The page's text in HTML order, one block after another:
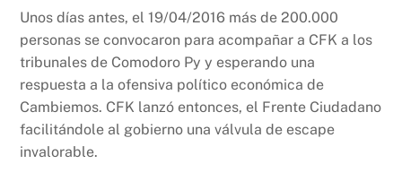
Unos días antes, el 19/04/2016 más de 200.000
personas se convocaron para acompañar a CFK a los
tribunales de Comodoro Py y esperando una
respuesta a la ofensiva político económica de
Cambiemos. CFK lanzó entonces, el Frente Ciudadano
facilitándole al gobierno una válvula de escape
invalorable.